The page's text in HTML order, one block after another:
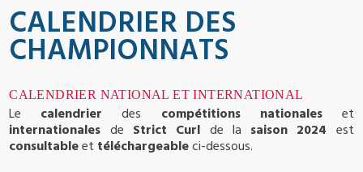
CALENDRIER DES
CHAMPIONNATS
CALENDRIER NATIONAL ET INTERNATIONAL
Le calendrier des compétitions nationaleset
internationales de Strict Curl de la saison 2024 est
consultableet téléchargeableci-dessous.